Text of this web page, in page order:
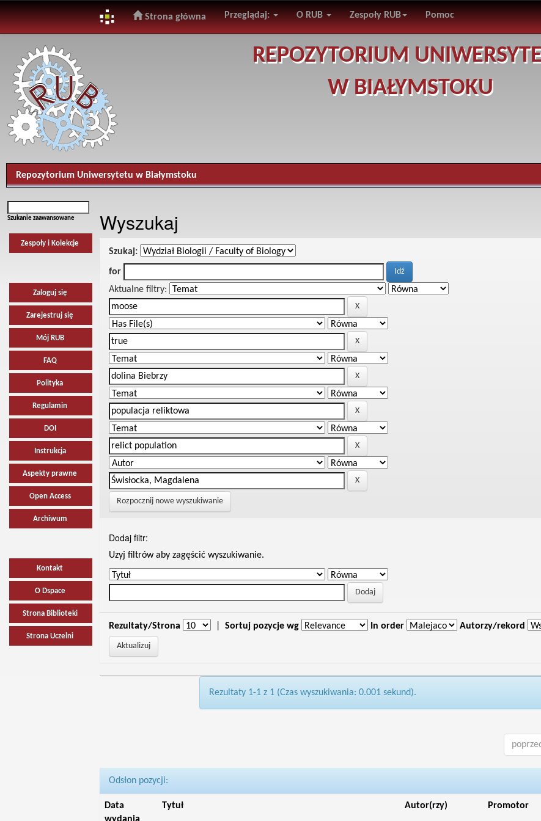
navigation
Strona główna Przeglądaj: O RUB Zespoły RUB Pomoc
REPOZYTORIUM
W BIAŁYMSTOKU
Repozytorium Uniwersytetu w Białymstoku
Szukanie zaawansowane
Zespoły i Kolekcje
Zaloguj się
Zarejestruj się
Mój RUB
FAQ
Polityka
Regulamin
DOI
Instrukcja
Aspekty prawne
Open Access
Archiwum
Kontakt
O Dspace
Strona Biblioteki
Strona Uczelni
Wyszukaj
Szukaj:
for
Aktualne filtry:
Rozpocznij nowe wyszukiwanie
Dodaj filtr:
Uzyj filtrów aby zagęścić wyszukiwanie.
Rezultaty/Strona Sortuj pozycje wg In order Autorzy/rekord
Rezultaty 1-1 z 1 (Czas wyszukiwania: 0.001 sekund).
Odsłon pozycji:
Data
Tytuł Autor(rzy) Promotor